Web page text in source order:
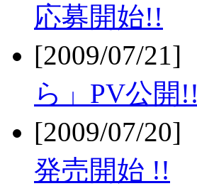
応募開始!!
[2009/07/21]
ら」PV公開!!
[2009/07/20]
発売開始 !!